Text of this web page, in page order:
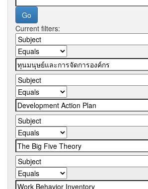
Current filters: